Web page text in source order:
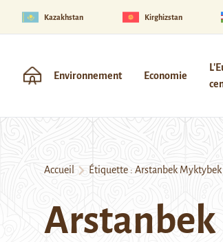
Kazakhstan Kirghizstan
Environnement Economie
Accueil Étiquette : Arstanbek Myktybek